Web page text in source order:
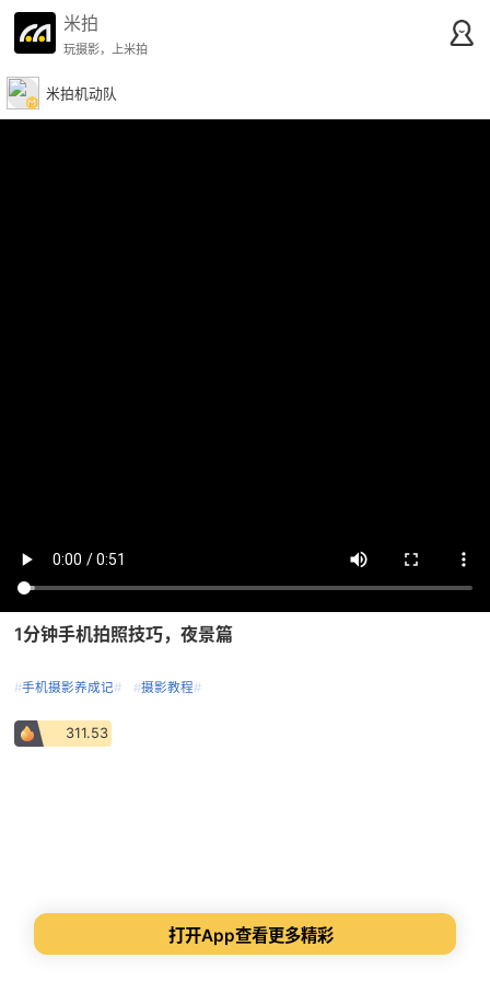
米拍
玩摄影，上米拍
米拍机动队
1分钟手机拍照技巧，夜景篇
#手机摄影养成记# #摄影教程#
311.53
打开App查看更多精彩